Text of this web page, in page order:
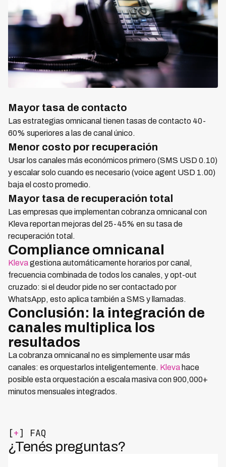
Mayor tasa de contacto
Las estrategias omnicanal tienen tasas de contacto 40-
60% superiores a las de canal único.
Menor costo por recuperación
Usar los canales más económicos primero (SMS USD 0.10)
y escalar solo cuando es necesario (voice agent USD 1.00)
baja el costo promedio.
Mayor tasa de recuperación total
Las empresas que implementan cobranza omnicanal con
Kleva reportan mejoras del 25-45% en su tasa de
recuperación total.
Compliance omnicanal
Klevagestiona automáticamente horarios por canal,
frecuencia combinada de todos los canales, y opt-out
cruzado: si el deudor pide no ser contactado por
WhatsApp, esto aplica también a SMS y llamadas.
Conclusión: la integración de
canales multiplica los
resultados
La cobranza omnicanal no es simplemente usar más
canales: es orquestarlos inteligentemente. Kleva hace
posible esta orquestación a escala masiva con 900,000+
minutos mensuales integrados.
[+] FAQ
¿Tenés preguntas?